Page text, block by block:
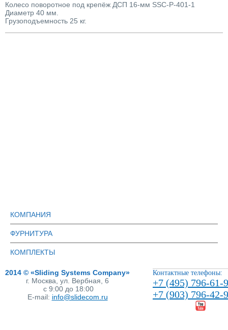
Колесо поворотное под крепёж ДСП 16-мм SSC-P-401-1
Диаметр 40 мм.
Грузоподъемность 25 кг.
КОМПАНИЯ
ФУРНИТУРА
КОМПЛЕКТЫ
2014 © «Sliding Systems Company»
г. Москва, ул. Вербная, 6
с 9:00 до 18:00
E-mail: info@slidecom.ru
Контактные телефоны:
+7 (495) 796-61-
+7 (903) 796-42-